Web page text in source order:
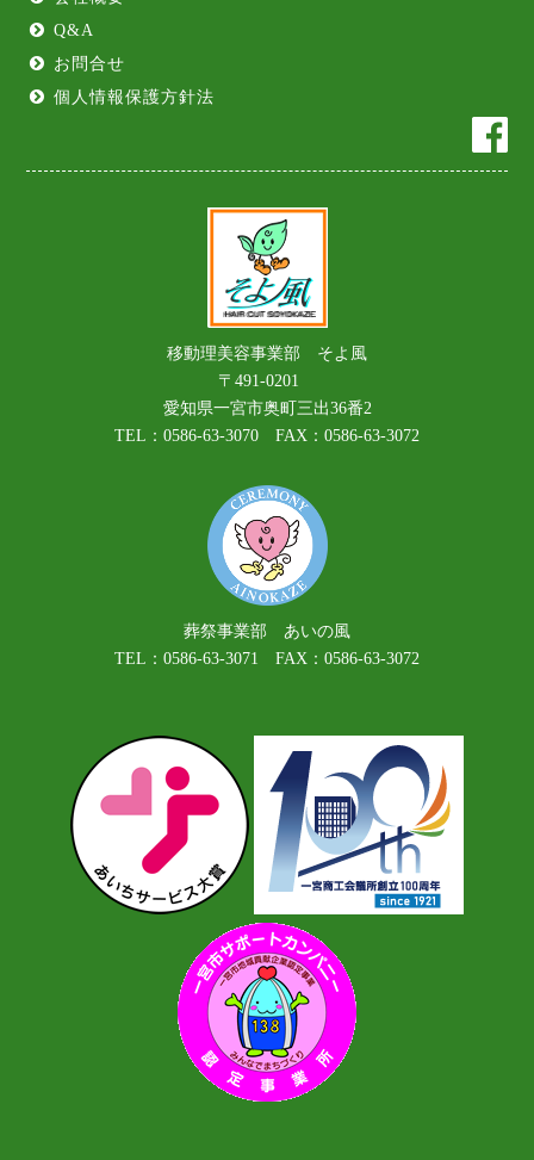
Q&A
お問合せ
個人情報保護方針法
移動理美容事業部 そよ風
〒491-0201
愛知県一宮市奥町三出36番2
TEL：0586-63-3070 FAX：0586-63-3072
葬祭事業部 あいの風
TEL：0586-63-3071 FAX：0586-63-3072